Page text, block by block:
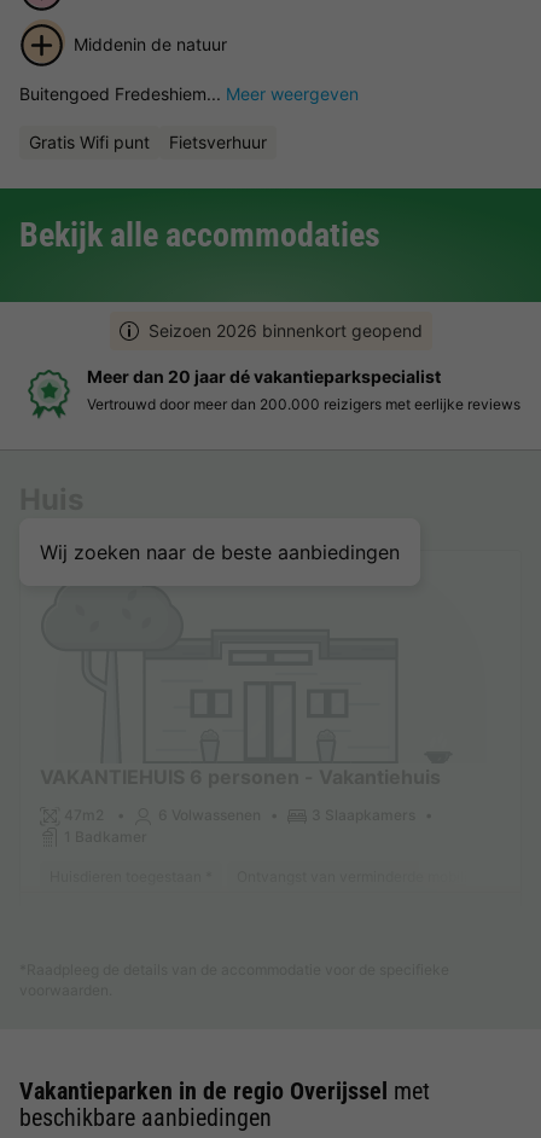
Middenin de natuur
Buitengoed Fredeshiem... Meer weergeven
Gratis Wifi punt Fietsverhuur
Bekijk alle accommodaties
Seizoen 2026 binnenkort geopend
eerlijke reviews
Boek eenvoudig en zonder stress
Duidelijke prijzen, moeiteloos boeken en
Wij zoeken naar de beste aanbiedingen
Vakantieparken in de regio Overijssel met
beschikbare aanbiedingen